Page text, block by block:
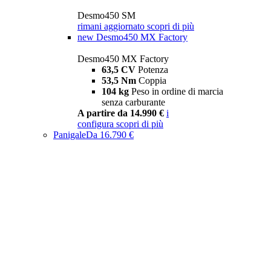
Desmo450 SM
rimani aggiornato scopri di più
new Desmo450 MX Factory
Desmo450 MX Factory
63,5 CV Potenza
53,5 Nm Coppia
104 kg Peso in ordine di marcia
senza carburante
A partire da 14.990 € i
configura scopri di più
PanigaleDa 16.790 €